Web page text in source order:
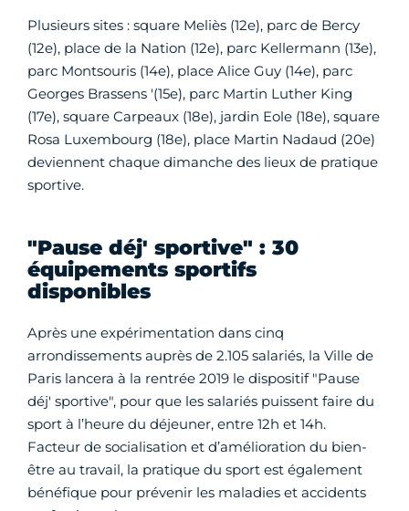
Plusieurs sites : square Meliès (12e), parc de Bercy
(12e), place de la Nation (12e), parc Kellermann (13e),
parc Montsouris (14e), place Alice Guy (14e), parc
Georges Brassens '(15e), parc Martin Luther King
(17e), square Carpeaux (18e), jardin Eole (18e), square
Rosa Luxembourg (18e), place Martin Nadaud (20e)
deviennent chaque dimanche des lieux de pratique
sportive.
"Pause déj' sportive" : 30
équipements sportifs
disponibles
Après une expérimentation dans cinq
arrondissements auprès de 2.105 salariés, la Ville de
Paris lancera à la rentrée 2019 le dispositif "Pause
déj' sportive", pour que les salariés puissent faire du
sport à l’heure du déjeuner, entre 12h et 14h.
Facteur de socialisation et d’amélioration du bien-
être au travail, la pratique du sport est également
bénéfique pour prévenir les maladies et accidents